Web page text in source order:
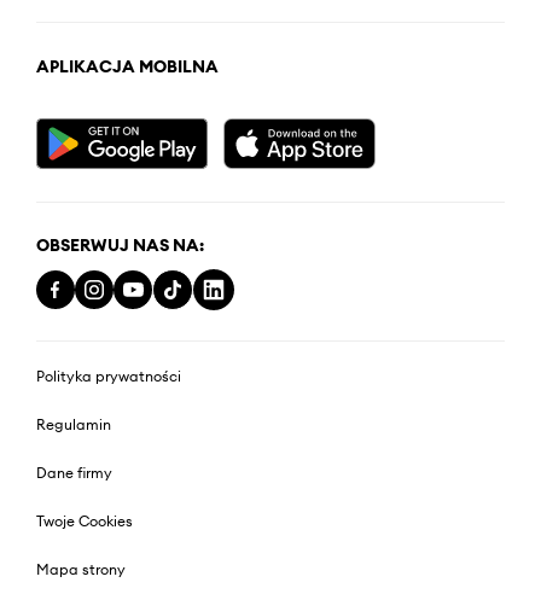
APLIKACJA MOBILNA
OBSERWUJ NAS NA:
Polityka prywatności
Regulamin
Dane firmy
Twoje Cookies
Mapa strony